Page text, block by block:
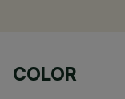
COLOR